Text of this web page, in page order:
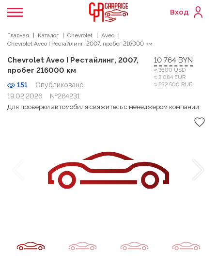
Вход
Главная Каталог Chevrolet
Aveo
Chevrolet Aveo I Рестайлинг, 2007, пробег 216000 км
Chevrolet Aveo I Рестайлинг, 2007,
пробег 216000 км
151
Опубликовано
19.02.2026
№264231
10 764 BYN
≈ 3600 USD
≈ 3 084 EUR
≈ 292 500 RUB
Для проверки автомобиля свяжитесь с менеджером компании